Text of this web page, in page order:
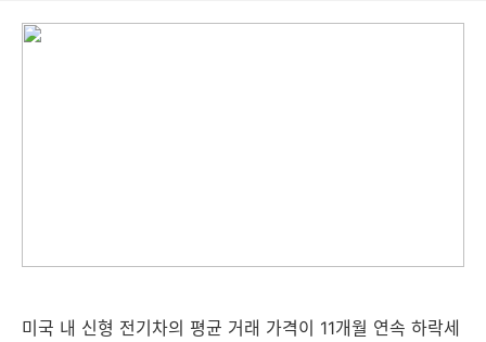
미국 내 신형 전기차의 평균 거래 가격이 11개월 연속 하락세